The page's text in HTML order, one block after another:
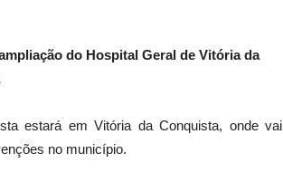
do Hospital Geral de Vitória da
estará em Vitória da Conquista, onde vai
no município.